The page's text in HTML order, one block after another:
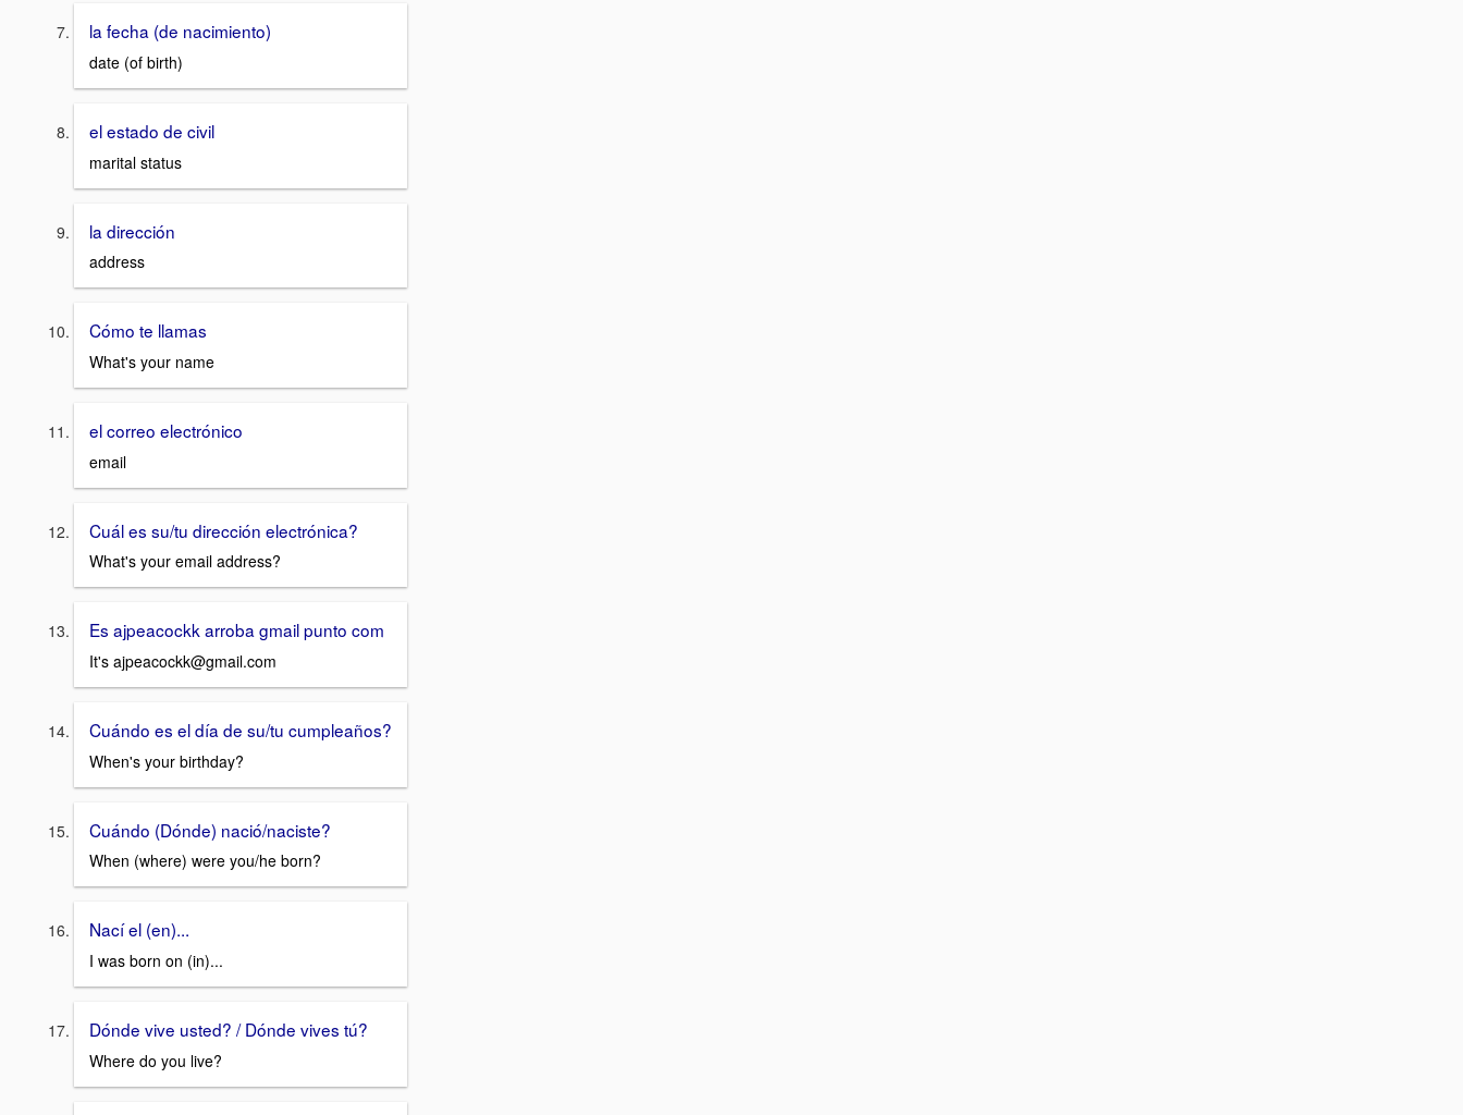
la fecha (de nacimiento)
date (of birth)
el estado de civil
marital status
la dirección
address
Cómo te llamas
What's your name
el correo electrónico
email
Cuál es su/tu dirección electrónica?
What's your email address?
Es ajpeacockk arroba gmail punto com
It's ajpeacockk@gmail.com
Cuándo es el día de su/tu cumpleaños?
When's your birthday?
Cuándo (Dónde) nació/naciste?
When (where) were you/he born?
Nací el (en)...
I was born on (in)...
Dónde vive usted? / Dónde vives tú?
Where do you live?